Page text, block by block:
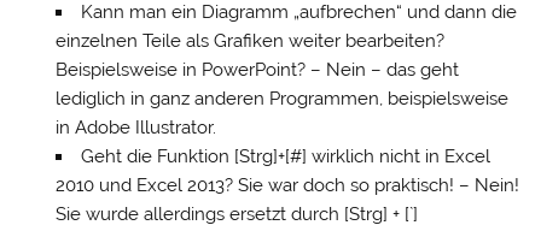
Kann man ein Diagramm „aufbrechen“ und dann die
einzelnen Teile als Grafiken weiter bearbeiten?
Beispielsweise in PowerPoint? – Nein – das geht
lediglich in ganz anderen Programmen, beispielsweise
in Adobe Illustrator.
Geht die Funktion [Strg]+[#] wirklich nicht in Excel
2010 und Excel 2013? Sie war doch so praktisch! – Nein!
Sie wurde allerdings ersetzt durch [Strg] + [`]